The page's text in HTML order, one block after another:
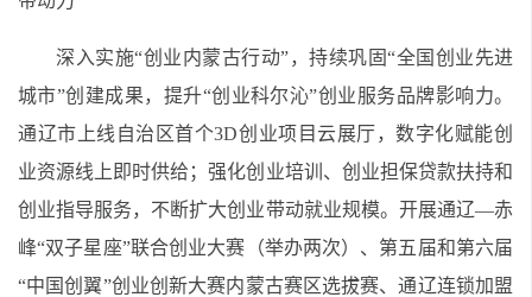
深入实施“创业内蒙古行动”，持续巩固“全国创业先进
城市”创建成果，提升“创业科尔沁”创业服务品牌影响力。
通辽市上线自治区首个3D创业项目云展厅，数字化赋能创
业资源线上即时供给；强化创业培训、创业担保贷款扶持和
创业指导服务，不断扩大创业带动就业规模。开展通辽—赤
峰“双子星座”联合创业大赛（举办两次）、第五届和第六届
“中国创翼”创业创新大赛内蒙古赛区选拔赛、通辽连锁加盟